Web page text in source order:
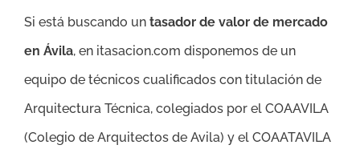
Si está buscando un tasador de valor de mercado
en Ávila, en itasacion.com disponemos de un
equipo de técnicos cualificados con titulación de
Arquitectura Técnica, colegiados por el COAAVILA
(Colegio de Arquitectos de Avila) y el COAATAVILA